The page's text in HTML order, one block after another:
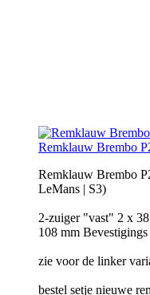
Remklauw Brembo
Remklauw Brembo
LeMans | S3)
2-zuiger "vast" 2 x
108 mm Bevestigings
zie voor de linker
bestel setje nieuwe